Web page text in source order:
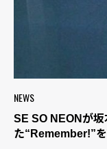
NEWS
SE SO NEONが
た“Remember!”